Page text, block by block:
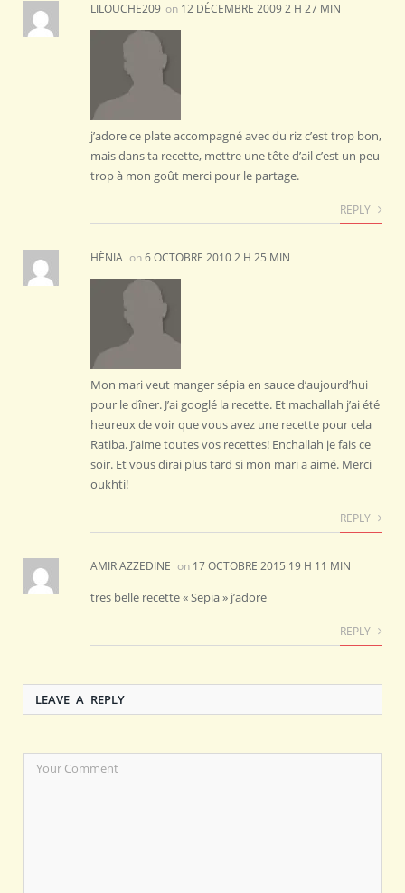
LILOUCHE209 on 12 DÉCEMBRE 2009 2 H 27 MIN
j’adore ce plate accompagné avec du riz c’est trop bon,
mais dans ta recette, mettre une tête d’ail c’est un peu
trop à mon goût merci pour le partage.
REPLY
HÈNIA on6 OCTOBRE 2010 2 H 25 MIN
Mon mari veut manger sépia en sauce d’aujourd’hui
pour le dîner. J’ai googlé la recette. Et machallah j’ai été
heureux de voir que vous avez une recette pour cela
Ratiba. J’aime toutes vos recettes! Enchallah je fais ce
soir. Et vous dirai plus tard si mon mari a aimé. Merci
oukhti!
REPLY
AMIR AZZEDINE on 17 OCTOBRE 2015 19 H 11 MIN
tres belle recette « Sepia » j’adore
REPLY
LEAVE A REPLY